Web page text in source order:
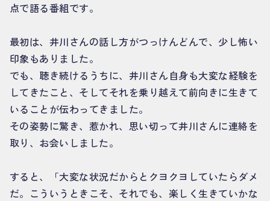
点で語る番組です。
最初は、井川さんの話し方がつっけんどんで、少し怖い
印象もありました。
でも、聴き続けるうちに、井川さん自身も大変な経験を
してきたこと、そしてそれを乗り越えて前向きに生きて
いることが伝わってきました。
その姿勢に驚き、惹かれ、思い切って井川さんに連絡を
取り、お会いしました。
すると、「大変な状況だからとクヨクヨしていたらダメ
だ。こういうときこそ、それでも、楽しく生きていかな